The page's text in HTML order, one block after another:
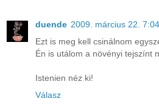
duende 2009. március 22. 7:04
Ezt is meg kell csinálnom
Én is utálom a növényi tejszínt
Istenien néz ki!
Válasz